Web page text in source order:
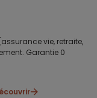
vie, retraite,
Garantie 0